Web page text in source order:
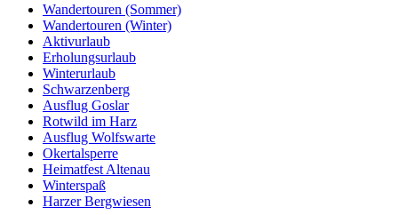
Wandertouren (Sommer)
Wandertouren (Winter)
Aktivurlaub
Erholungsurlaub
Winterurlaub
Schwarzenberg
Ausflug Goslar
Rotwild im Harz
Ausflug Wolfswarte
Okertalsperre
Heimatfest Altenau
Winterspaß
Harzer Bergwiesen